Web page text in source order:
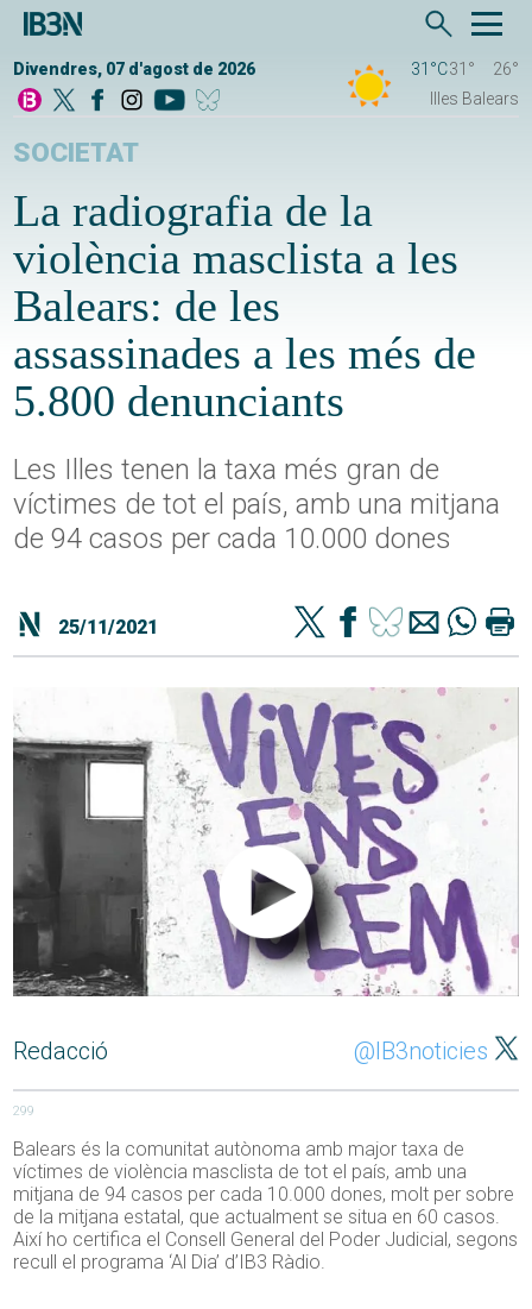
Divendres, 07 d'agost de 2026 31°C31°
26°
Illes Balears
SOCIETAT
La radiografia de la
violència masclista a les
Balears: de les
assassinades a les més de
5.800 denunciants
Les Illes tenen la taxa més gran de
víctimes de tot el país, amb una mitjana
de 94 casos per cada 10.000 dones
25/11/2021
Redacció @IB3noticies
299
Balears és la comunitat autònoma amb major taxa de
víctimes de violència masclista de tot el país, amb una
mitjana de 94 casos per cada 10.000 dones, molt per sobre
de la mitjana estatal, que actualment se situa en 60 casos.
Així ho certifica el Consell General del Poder Judicial, segons
recull el programa ‘Al Dia’ d’IB3 Ràdio.